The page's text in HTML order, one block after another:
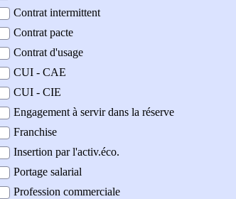
Contrat intermittent
Contrat pacte
Contrat d'usage
CUI - CAE
CUI - CIE
Engagement à servir dans la réserve
Franchise
Insertion par l'activ.éco.
Portage salarial
Profession commerciale